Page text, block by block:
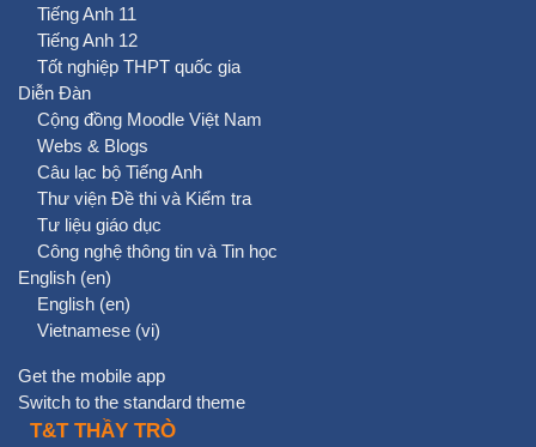
Tiếng Anh 11
Tiếng Anh 12
Tốt nghiệp THPT quốc gia
Diễn Đàn
Cộng đồng Moodle Việt Nam
Webs & Blogs
Câu lạc bộ Tiếng Anh
Thư viện Đề thi và Kiểm tra
Tư liệu giáo dục
Công nghệ thông tin và Tin học
English ‎(en)‎
English ‎(en)‎
Vietnamese ‎(vi)‎
Get the mobile app
Switch to the standard theme
T&T THẦY TRÒ